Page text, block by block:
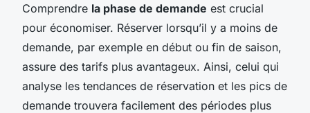
Comprendre la phase de demande est crucial
pour économiser. Réserver lorsqu’il y a moins de
demande, par exemple en début ou fin de saison,
assure des tarifs plus avantageux. Ainsi, celui qui
analyse les tendances de réservation et les pics de
demande trouvera facilement des périodes plus